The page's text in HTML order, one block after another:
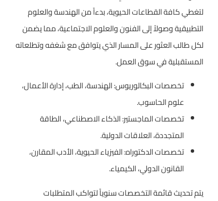
لتغطي كافة القطاعات الحيوية، بدءاً من الهندسة والعلوم
التطبيقية وصولاً إلى الفنون والعلوم الاجتماعية، مما يضمن
لكل طالب العثور على المسار الذي يتوافق مع شغفه وتطلعاته
المستقبلية في سوق العمل.
تخصصات البكالوريوس: الهندسة، الطب، إدارة الأعمال،
علوم الحاسوب.
تخصصات الماجستير: الذكاء الاصطناعي، الطاقة
المتجددة، العلاقات الدولية.
تخصصات الدكتوراه: الفيزياء الحيوية، الأدب المقارن،
القانون الدولي، الكيمياء.
يتم تحديث قائمة التخصصات سنوياً لتواكب المتطلبات